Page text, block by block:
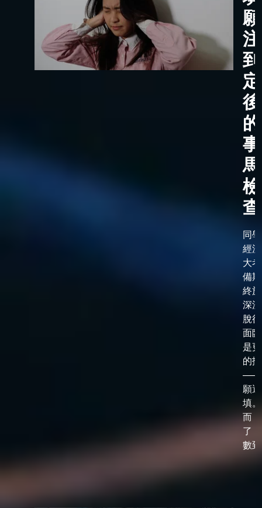
的
檢
同
經
大
備
終
深
脫
面
是
的
——
願選
填
而
了
數